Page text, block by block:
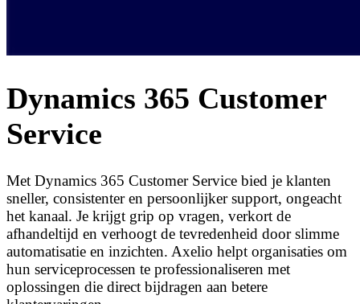
Dynamics 365 Customer
Service
Met Dynamics 365 Customer Service bied je klanten
sneller, consistenter en persoonlijker support, ongeacht
het kanaal. Je krijgt grip op vragen, verkort de
afhandeltijd en verhoogt de tevredenheid door slimme
automatisatie en inzichten. Axelio helpt organisaties om
hun serviceprocessen te professionaliseren met
oplossingen die direct bijdragen aan betere